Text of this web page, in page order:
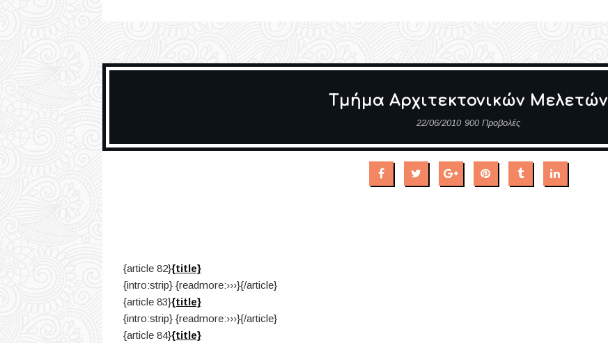
Tμήμα Αρχιτεκτονικών Μελετών
22/06/2010 900 Προβολές
{article 82}{title}
{intro:strip} {readmore:›››}{/article}
{article 83}{title}
{intro:strip} {readmore:›››}{/article}
{article 84}{title}